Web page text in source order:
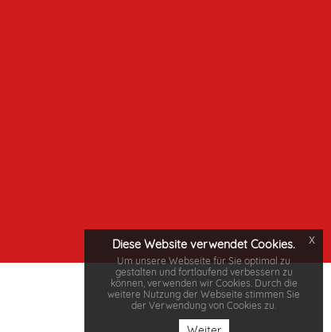
Diese Website verwendet Cookies.
Um unsere Webseite für Sie optimal zu
gestalten und fortlaufend verbessern zu
können, verwenden wir Cookies. Durch die
weitere Nutzung der Webseite stimmen Sie
der Verwendung von Cookies zu.
x